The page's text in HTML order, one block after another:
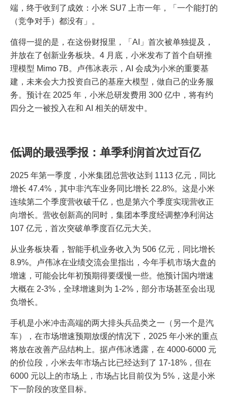
端，终于收到了成效：小米 SU7 上市一年，「一个能打的
（竞争对手）都没有」。
值得一提的是，在这份财报里，「AI」首次被单独提及，
并放在了创新业务板块。4 月底，小米发布了首个自研推
理模型 Mimo 7B。卢伟冰表示，AI 会成为小米的重要基
建，未来会大力投资自己的基座大模型，做自己的业务服
务。预计在 2025 年，小米总研发费用 300 亿中，将有约
四分之一被投入在和 AI 相关的研发中。
低调的最强季报：单季利润首次过百亿
2025 年第一季度，小米集团总营收达到 1113 亿元，同比
增长 47.4%，其中非汽车业务同比增长 22.8%。这是小米
连续第二个季度营收破千亿，也是第六个季度实现营收正
向增长。营收创新高的同时，集团本季度经调整净利润达
107 亿元，首次突破单季度百亿元大关。
从业务板块看，智能手机业务收入为 506 亿元，同比增长
8.9%。卢伟冰在业绩交流会里指出，今年手机市场大盘的
增速，可能会比年初预期得要缓慢一些。他预计国内增速
大概在 2-3%，全球增速则为 1-2%，部分市场甚至会出现
负增长。
手机是小米冲击高端的两大排头兵品类之一（另一个是汽
车），在市场增速预期放缓的情况下，2025 年小米的重点
将放在改善产品结构上。据卢伟冰透露，在 4000-6000 元
的价位段，小米去年市场占比已经达到了 17-18%，但在
6000 元以上的市场上，市场占比目前仅为 5%，这是小米
下一阶段的攻坚目标。